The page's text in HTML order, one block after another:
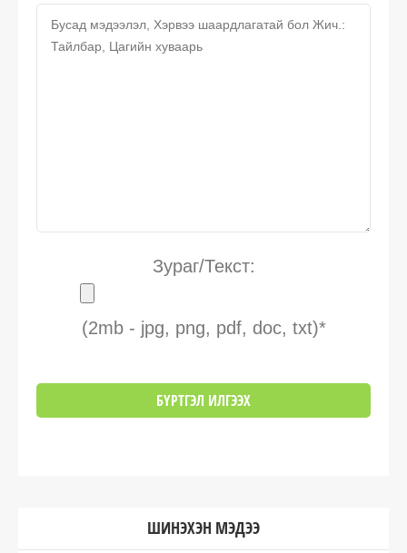
Зураг/Текст:
(2mb - jpg, png, pdf, doc, txt)*
ШИНЭХЭН МЭДЭЭ